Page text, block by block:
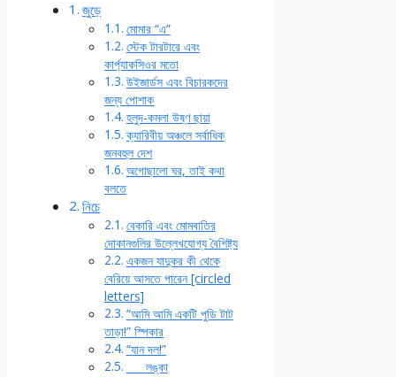
জুড়ে
মোমার “এ”
স্টেক টারটারে এবং
কার্প্যাকসিওর মতো
উইজার্ডস এবং বিচারকদের
জন্য পোশাক
হলুদ-কমলা উষ্ণ ছায়া
ক্যারিবীয় অঞ্চলে সর্বাধিক
জনবহুল দেশ
অগোছালো ঘর, তাই কথা
বলতে
নিচে
বেকারি এবং মোমবাতির
দোকানগুলির উল্লেখযোগ্য বৈশিষ্ট্য
একজন যাদুকর কী থেকে
বেরিয়ে আসতে পারেন [circled
letters]
“আমি আমি একটি পুডি টাট
তাড়া!” স্পিকার
“যান দল!”
___ লঙ্কা